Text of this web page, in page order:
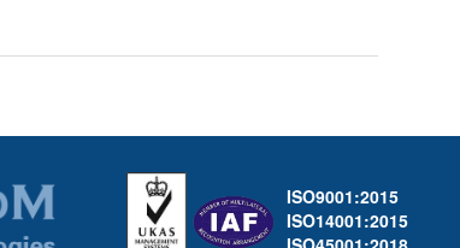
ISO9001:2015
ISO14001:2015